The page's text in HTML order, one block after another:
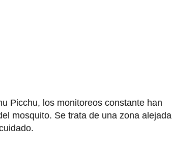
Picchu, los monitoreos constante han
mosquito. Se trata de una zona alejada